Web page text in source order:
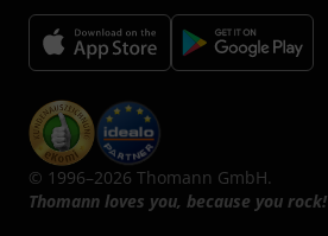
© 1996–2026 Thomann GmbH.
Thomann loves you, because you rock!